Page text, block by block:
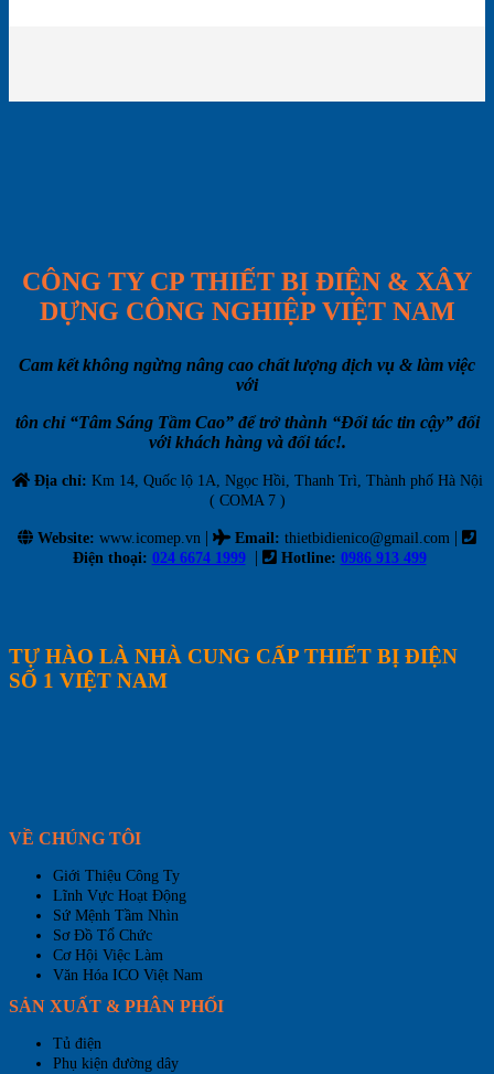
CÔNG TY CP THIẾT BỊ ĐIỆN & XÂY
DỰNG CÔNG NGHIỆP VIỆT NAM
Cam kết không ngừng nâng cao chất lượng dịch vụ & làm việc
với
tôn chỉ “Tâm Sáng Tầm Cao” để trở thành “Đối tác tin cậy” đối
với khách hàng và đối tác!.
Địa chỉ: Km 14, Quốc lộ 1A, Ngọc Hồi, Thanh Trì, Thành phố Hà Nội
( COMA 7 )
Website: www.icomep.vn | Email: thietbidienico@gmail.com |
Điện thoại: 024 6674 1999 | Hotline: 0986 913 499
TỰ HÀO LÀ NHÀ CUNG CẤP THIẾT BỊ ĐIỆN
SỐ 1 VIỆT NAM
VỀ CHÚNG TÔI
Giới Thiệu Công Ty
Lĩnh Vực Hoạt Động
Sứ Mệnh Tầm Nhìn
Sơ Đồ Tổ Chức
Cơ Hội Việc Làm
Văn Hóa ICO Việt Nam
SẢN XUẤT & PHÂN PHỐI
Tủ điện
Phụ kiện đường dây